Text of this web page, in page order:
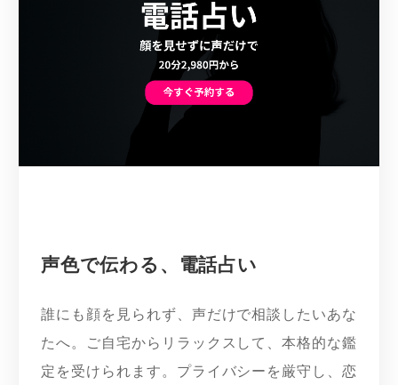
声色で伝わる、電話占い
誰にも顔を見られず、声だけで相談したいあな
たへ。ご自宅からリラックスして、本格的な鑑
定を受けられます。プライバシーを厳守し、恋